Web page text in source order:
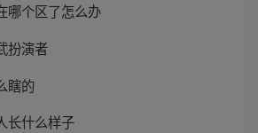
哪个区了怎么办
扮演者
瞎的
长什么样子